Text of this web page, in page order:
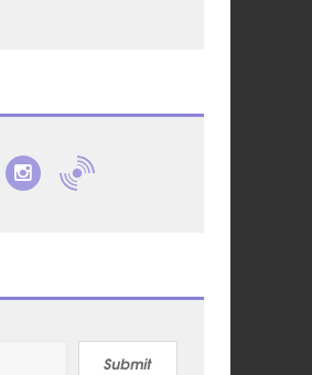
Submit